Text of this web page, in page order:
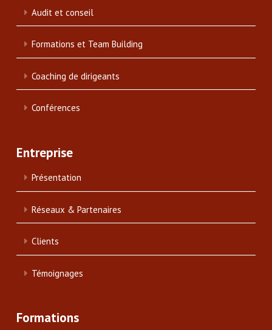
Audit et conseil
Formations et Team Building
Coaching de dirigeants
Conférences
Entreprise
Présentation
Réseaux & Partenaires
Clients
Témoignages
Formations